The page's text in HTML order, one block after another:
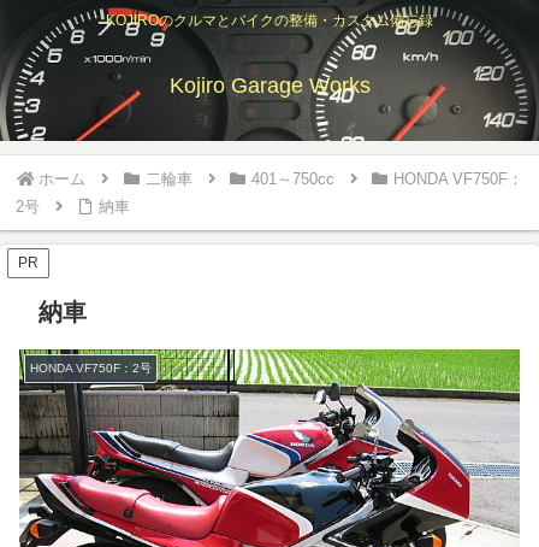
KOJIROのクルマとバイクの整備・カスタム備忘録
Kojiro Garage Works
ホーム 二輪車 401～750cc
HONDA VF750F：
2号
納車
PR
納車
HONDA VF750F：2号